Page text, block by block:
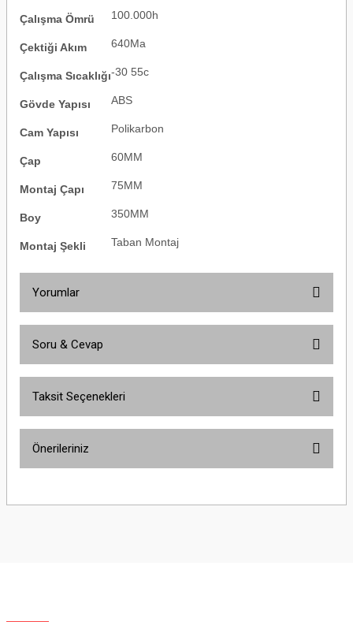
Çalışma Ömrü 100.000h
Çektiği Akım 640Ma
Çalışma Sıcaklığı-30 55c
Gövde Yapısı ABS
Cam Yapısı Polikarbon
Çap 60MM
Montaj Çapı 75MM
Boy 350MM
Montaj Şekli Taban Montaj
Yorumlar
Soru & Cevap
Taksit Seçenekleri
Önerileriniz
yetersiz gördüğünüz noktaları öneri formunu kullanarak tarafımıza